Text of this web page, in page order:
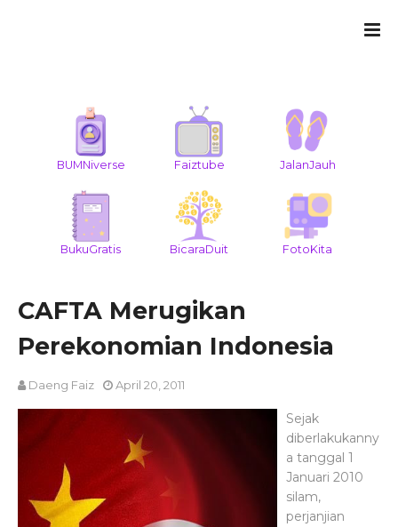
BUMNiverse Faiztube JalanJauh
BukuGratis BicaraDuit FotoKita
CAFTA Merugikan
Perekonomian Indonesia
Daeng Faiz April 20, 2011
Sejak
diberlakukanny
a tanggal 1
Januari 2010
silam,
perjanjian